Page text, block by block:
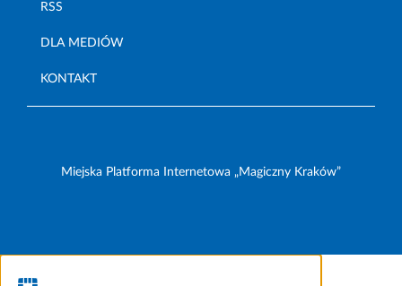
RSS
DLA MEDIÓW
KONTAKT
Miejska Platforma Internetowa „Magiczny Kraków”